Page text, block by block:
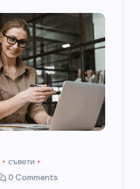
съвети
0 Comments